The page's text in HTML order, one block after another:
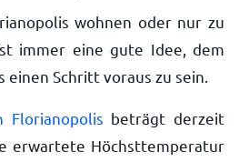
wohnen oder nur zu
immer eine gute Idee, dem
Schritt voraus zu sein.
Florianopolis beträgt derzeit
erwartete Höchsttemperatur